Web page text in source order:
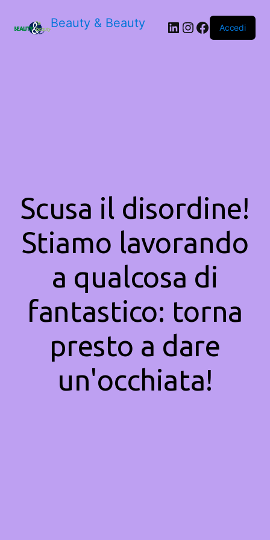
Beauty & Beauty LinkedIn
Instagram
Facebook
Accedi
Scusa il disordine!
Stiamo lavorando
a qualcosa di
fantastico: torna
presto a dare
un'occhiata!